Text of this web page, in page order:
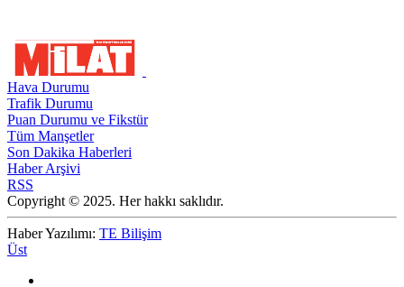
Hava Durumu
Trafik Durumu
Puan Durumu ve Fikstür
Tüm Manşetler
Son Dakika Haberleri
Haber Arşivi
RSS
Copyright © 2025. Her hakkı saklıdır.
Haber Yazılımı: TE Bilişim
Üst